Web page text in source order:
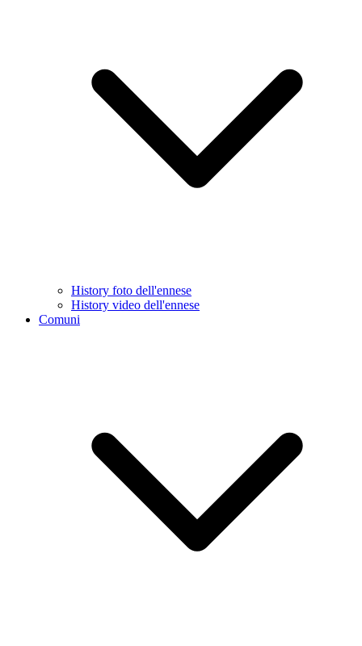
History foto dell'ennese
History video dell'ennese
Comuni